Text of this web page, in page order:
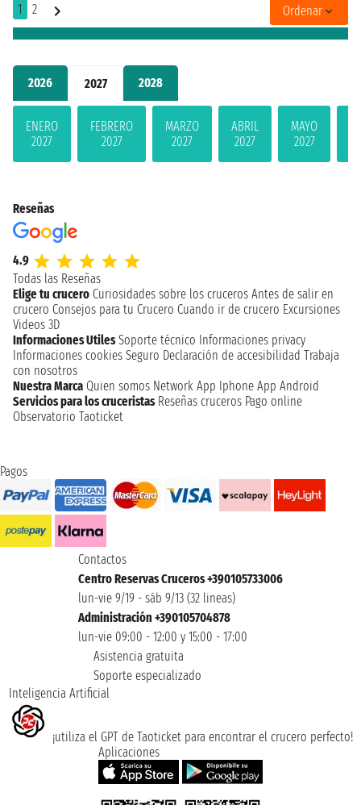
2026 2027 2028
ENERO
2027
FEBRERO
2027
MARZO
2027
ABRIL
2027
MAYO
2027
1 2 Ordenar
Reseñas
4.9
Todas las Reseñas
Elige tu crucero Curiosidades sobre los cruceros Antes de salir en
crucero Consejos para tu Crucero Cuando ir de crucero Excursiones
Videos 3D
Informaciones Utiles Soporte técnico Informaciones privacy
Informaciones cookies Seguro Declaración de accesibilidad Trabaja
con nosotros
Nuestra Marca Quien somos Network App Iphone App Android
Servicios para los cruceristas Reseñas cruceros Pago online
Observatorio Taoticket
Pagos
Contactos
Centro Reservas Cruceros +390105733006
lun-vie 9/19 - sáb 9/13 (32 lineas)
Administración +390105704878
lun-vie 09:00 - 12:00 y 15:00 - 17:00
Asistencia gratuita
Soporte especializado
Inteligencia Artificial
¡utiliza el GPT de Taoticket para encontrar el crucero perfecto!
Aplicaciones